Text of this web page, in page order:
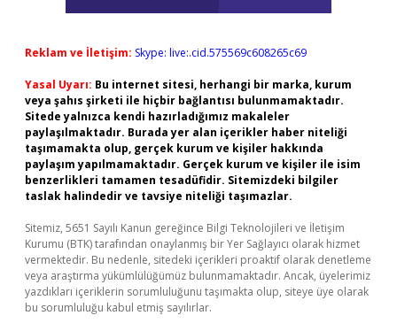
Reklam ve İletişim: Skype: live:.cid.575569c608265c69
Yasal Uyarı: Bu internet sitesi, herhangi bir marka, kurum
veya şahıs şirketi ile hiçbir bağlantısı bulunmamaktadır.
Sitede yalnızca kendi hazırladığımız makaleler
paylaşılmaktadır. Burada yer alan içerikler haber niteliği
taşımamakta olup, gerçek kurum ve kişiler hakkında
paylaşım yapılmamaktadır. Gerçek kurum ve kişiler ile isim
benzerlikleri tamamen tesadüfidir. Sitemizdeki bilgiler
taslak halindedir ve tavsiye niteliği taşımazlar.
Sitemiz, 5651 Sayılı Kanun gereğince Bilgi Teknolojileri ve İletişim
Kurumu (BTK) tarafından onaylanmış bir Yer Sağlayıcı olarak hizmet
vermektedir. Bu nedenle, sitedeki içerikleri proaktif olarak denetleme
veya araştırma yükümlülüğümüz bulunmamaktadır. Ancak, üyelerimiz
yazdıkları içeriklerin sorumluluğunu taşımakta olup, siteye üye olarak
bu sorumluluğu kabul etmiş sayılırlar.